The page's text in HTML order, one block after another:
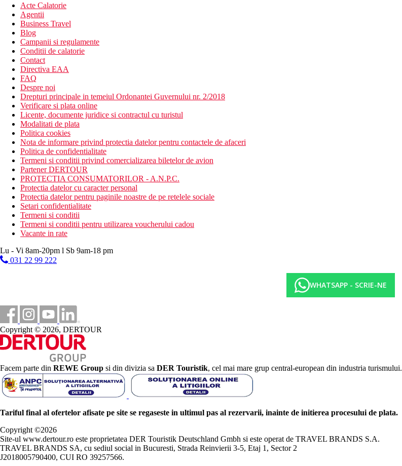
Acte Calatorie
Agentii
Business Travel
Blog
Campanii si regulamente
Conditii de calatorie
Contact
Directiva EAA
FAQ
Despre noi
Drepturi principale in temeiul Ordonantei Guvernului nr. 2/2018
Verificare si plata online
Licente, documente juridice si contractul cu turistul
Modalitati de plata
Politica cookies
Nota de informare privind protectia datelor pentru contactele de afaceri
Politica de confidentialitate
Termeni si conditii privind comercializarea biletelor de avion
Partener DERTOUR
PROTECTIA CONSUMATORILOR - A.N.P.C.
Protectia datelor cu caracter personal
Protectia datelor pentru paginile noastre de pe retelele sociale
Setari confidentialitate
Termeni si conditii
Termeni si conditii pentru utilizarea voucherului cadou
Vacante in rate
Lu - Vi 8am-20pm l Sb 9am-18 pm
031 22 99 222
WHATSAPP - SCRIE-NE
Copyright © 2026, DERTOUR
Facem parte din REWE Group si din divizia sa DER Touristik, cel mai mare grup central-european din industria turismului.
Tariful final al ofertelor afisate pe site se regaseste in ultimul pas al rezervarii, inainte de initierea procesului de plata.
Copyright ©2026
Site-ul www.dertour.ro este proprietatea DER Touristik Deutschland Gmbh si este operat de TRAVEL BRANDS S.A.
TRAVEL BRANDS SA, cu sediul social in Bucuresti, Strada Reinvierii 3-5, Etaj 1, Sector 2
J2018005790400, CUI RO 39257566.